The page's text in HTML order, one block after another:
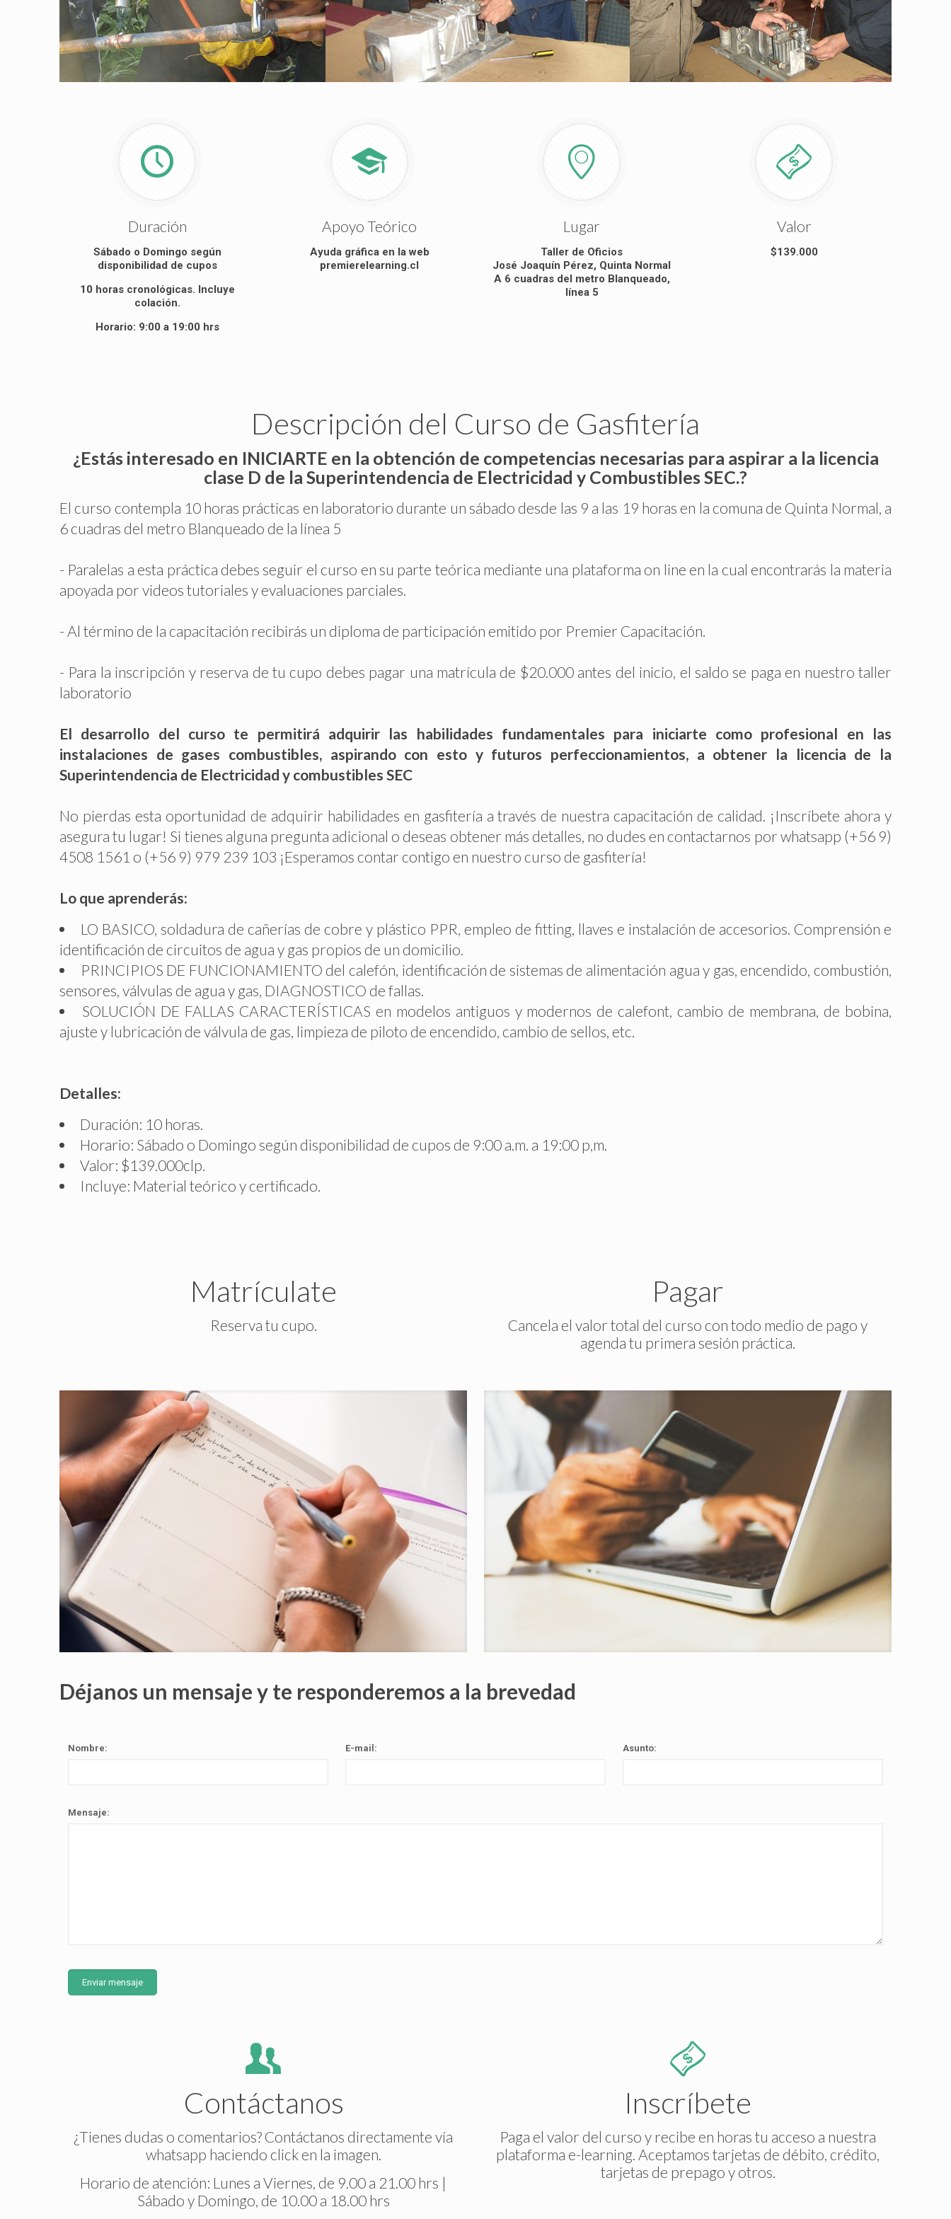
Duración
Sábado o Domingo según
disponibilidad de cupos
10 horas cronológicas. Incluye
colación.
Horario: 9:00 a 19:00 hrs
Apoyo Teórico
Ayuda gráfica en la web
premierelearning.cl
Lugar
Taller de Oficios
José Joaquín Pérez, Quinta Normal
A 6 cuadras del metro Blanqueado,
línea 5
Valor
$139.000
Descripción del Curso de Gasfitería
¿Estás interesado en INICIARTE en la obtención de competencias necesarias para aspirar a la licencia
clase D de la Superintendencia de Electricidad y Combustibles SEC.?
El curso contempla 10 horas prácticas en laboratorio durante un sábado desde las 9 a las 19 horas en la comuna de Quinta Normal, a
6 cuadras del metro Blanqueado de la línea 5
- Paralelas a esta práctica debes seguir el curso en su parte teórica mediante una plataforma on line en la cual encontrarás la materia
apoyada por videos tutoriales y evaluaciones parciales.
- Al término de la capacitación recibirás un diploma de participación emitido por Premier Capacitación.
- Para la inscripción y reserva de tu cupo debes pagar una matrícula de $20.000 antes del inicio, el saldo se paga en nuestro taller
laboratorio
El desarrollo del curso te permitirá adquirir las habilidades fundamentales para iniciarte como profesional en las
instalaciones de gases combustibles, aspirando con esto y futuros perfeccionamientos, a obtener la licencia de la
Superintendencia de Electricidad y combustibles SEC
No pierdas esta oportunidad de adquirir habilidades en gasfitería a través de nuestra capacitación de calidad. ¡Inscríbete ahora y
asegura tu lugar! Si tienes alguna pregunta adicional o deseas obtener más detalles, no dudes en contactarnos por whatsapp (+56 9)
4508 1561 o (+56 9) 979 239 103 ¡Esperamos contar contigo en nuestro curso de gasfitería!
Lo que aprenderás:
LO BASICO, soldadura de cañerías de cobre y plástico PPR, empleo de fitting, llaves e instalación de accesorios. Comprensión e
identificación de circuitos de agua y gas propios de un domicilio.
PRINCIPIOS DE FUNCIONAMIENTO del calefón, identificación de sistemas de alimentación agua y gas, encendido, combustión,
sensores, válvulas de agua y gas, DIAGNOSTICO de fallas.
SOLUCIÓN DE FALLAS CARACTERÍSTICAS en modelos antiguos y modernos de calefont, cambio de membrana, de bobina,
ajuste y lubricación de válvula de gas, limpieza de piloto de encendido, cambio de sellos, etc.
Detalles:
Duración: 10 horas.
Horario: Sábado o Domingo según disponibilidad de cupos de 9:00 a.m. a 19:00 p,m.
Valor: $139.000clp.
Incluye: Material teórico y certificado.
Matrículate
Reserva tu cupo.
Pagar
Cancela el valor total del curso con todo medio de pago y
agenda tu primera sesión práctica.
Déjanos un mensaje y te responderemos a la brevedad
Nombre: E-mail: Asunto:
Mensaje:
Contáctanos
¿Tienes dudas o comentarios? Contáctanos directamente vía
whatsapp haciendo click en la imagen.
Horario de atención: Lunes a Viernes, de 9.00 a 21.00 hrs |
Sábado y Domingo, de 10.00 a 18.00 hrs
Inscríbete
Paga el valor del curso y recibe en horas tu acceso a nuestra
plataforma e-learning. Aceptamos tarjetas de débito, crédito,
tarjetas de prepago y otros.